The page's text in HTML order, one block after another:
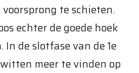
te schieten.
echter de goede hoek
de slotfase van de 1e
meer te vinden op